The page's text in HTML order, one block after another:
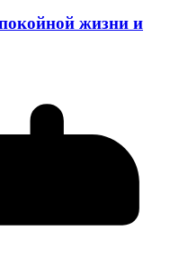
жизни и